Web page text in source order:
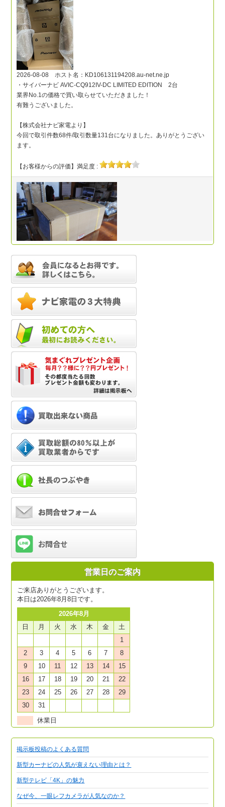
営業日のご案内
ご来店ありがとうございます。
本日は2026年8月8日です。
2026年8月
日
月 火 水 木 金
土
1
2
3 4 5 6 7
8
9
10 11 12 13 14
15
16
17 18 19 20 21
22
23
24 25 26 27 28
29
30
31
休業日
掲示板投稿のよくある質問
新型カーナビの人気が衰えない理由とは？
新型テレビ「4K」の魅力
なぜ今、一眼レフカメラが人気なのか？